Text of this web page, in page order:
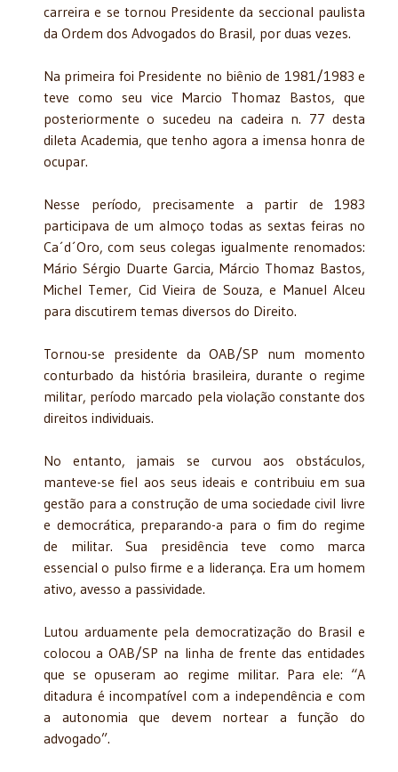
carreira e se tornou Presidente da seccional paulista
da Ordem dos Advogados do Brasil, por duas vezes.
Na primeira foi Presidente no biênio de 1981/1983 e
teve como seu vice Marcio Thomaz Bastos, que
posteriormente o sucedeu na cadeira n. 77 desta
dileta Academia, que tenho agora a imensa honra de
ocupar.
Nesse período, precisamente a partir de 1983
participava de um almoço todas as sextas feiras no
Ca´d´Oro, com seus colegas igualmente renomados:
Mário Sérgio Duarte Garcia, Márcio Thomaz Bastos,
Michel Temer, Cid Vieira de Souza, e Manuel Alceu
para discutirem temas diversos do Direito.
Tornou-se presidente da OAB/SP num momento
conturbado da história brasileira, durante o regime
militar, período marcado pela violação constante dos
direitos individuais.
No entanto, jamais se curvou aos obstáculos,
manteve-se fiel aos seus ideais e contribuiu em sua
gestão para a construção de uma sociedade civil livre
e democrática, preparando-a para o fim do regime
de militar. Sua presidência teve como marca
essencial o pulso firme e a liderança. Era um homem
ativo, avesso a passividade.
Lutou arduamente pela democratização do Brasil e
colocou a OAB/SP na linha de frente das entidades
que se opuseram ao regime militar. Para ele: “A
ditadura é incompatível com a independência e com
a autonomia que devem nortear a função do
advogado”.